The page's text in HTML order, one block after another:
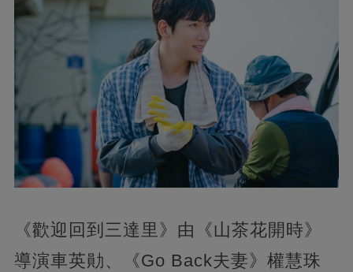
《歡迎回到三達里》由《山茶花開時》
導演車英勛、《Go Back夫妻》權慧珠